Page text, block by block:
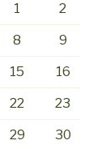
1 2
8 9
15 16
22 23
29 30